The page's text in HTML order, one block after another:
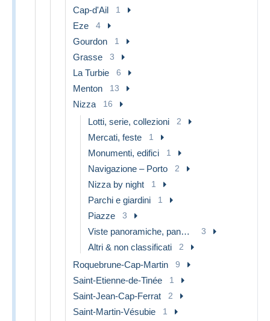
Cap-d'Ail 1
Eze 4
Gourdon 1
Grasse 3
La Turbie 6
Menton 13
Nizza 16
Lotti, serie, collezioni 2
Mercati, feste 1
Monumenti, edifici 1
Navigazione – Porto 2
Nizza by night 1
Parchi e giardini 1
Piazze 3
Viste panoramiche, panorama 3
Altri & non classificati 2
Roquebrune-Cap-Martin 9
Saint-Etienne-de-Tinée 1
Saint-Jean-Cap-Ferrat 2
Saint-Martin-Vésubie 1